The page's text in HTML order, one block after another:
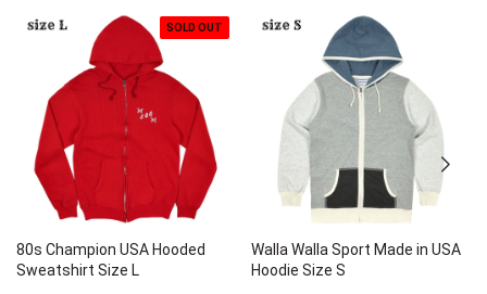
SOLD OUT
80s Champion USA Hooded
Sweatshirt Size L
Walla Walla Sport Made in USA
Hoodie Size S